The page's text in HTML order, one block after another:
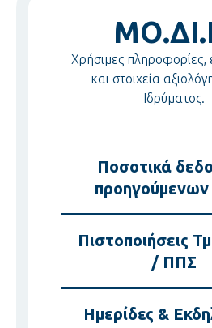
Χρήσιμες πληροφορίες,
και στοιχεία
Ιδρύματος.
Ποσοτικά
Πιστοποιήσεις
/ ΠΠΣ
Ημερίδες &